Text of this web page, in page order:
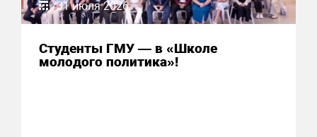
31 июля 2026
Студенты ГМУ — в «Школе
молодого политика»!